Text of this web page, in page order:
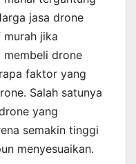
jasa drone
jika
membeli drone
faktor yang
Salah satunya
yang
semakin tinggi
menyesuaikan.